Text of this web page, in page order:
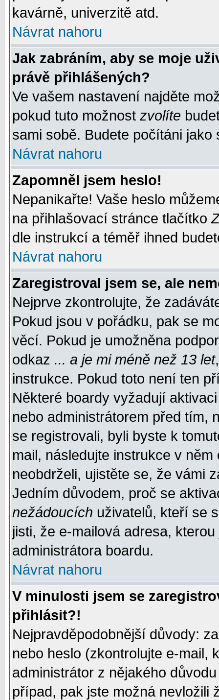
kavárně, univerzitě atd.
Návrat nahoru
Jak zabráním, aby se moje
právě přihlášených?
Ve vašem nastavení najděte
pokud tuto možnost zvolíte
sami sobě. Budete počítáni jako
Návrat nahoru
Zapomněl jsem heslo!
Nepanikařte! Vaše heslo
na přihlašovací stránce tlačítko
dle instrukcí a téměř ihned
Návrat nahoru
Zaregistroval jsem se, ale
Nejprve zkontrolujte, že
Pokud jsou v pořádku, pak se
věcí. Pokud je umožněna
odkaz ... a je mi méně než 13 let
instrukce. Pokud toto není ten
Některé boardy vyžadují
nebo administrátorem před tím,
se registrovali, byli byste k
mail, následujte instrukce v
neobdrželi, ujistěte se, že vámi
Jedním důvodem, proč se
nežádoucích uživatelů, kteří se
jisti, že e-mailová adresa,
administrátora boardu.
Návrat nahoru
V minulosti jsem se
přihlásit?!
Nejpravděpodobnější důvody:
nebo heslo (zkontrolujte e-mail,
administrátor z nějakého
případ, pak jste možná nevložili